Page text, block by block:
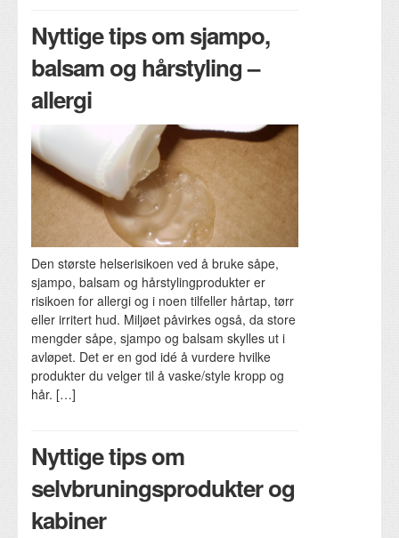
Nyttige tips om sjampo,
balsam og hårstyling –
allergi
Den største helserisikoen ved å bruke såpe,
sjampo, balsam og hårstylingprodukter er
risikoen for allergi og i noen tilfeller hårtap, tørr
eller irritert hud. Miljøet påvirkes også, da store
mengder såpe, sjampo og balsam skylles ut i
avløpet. Det er en god idé å vurdere hvilke
produkter du velger til å vaske/style kropp og
hår. […]
Nyttige tips om
selvbruningsprodukter og
kabiner